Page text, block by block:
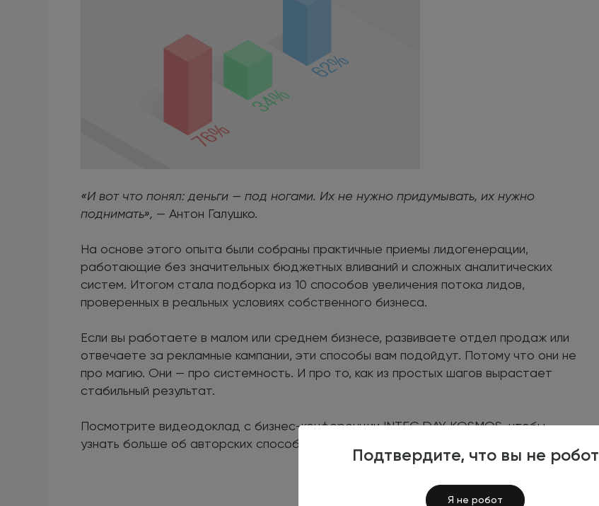
Подтвердите, что вы не робот
Я не робот
«И вот что понял: деньги — под ногами. Их не нужно придумывать, их нужно
поднимать», — Антон Галушко.
На основе этого опыта были собраны практичные приемы лидогенерации,
работающие без значительных бюджетных вливаний и сложных аналитических
систем. Итогом стала подборка из 10 способов увеличения потока лидов,
проверенных в реальных условиях собственного бизнеса.
Если вы работаете в малом или среднем бизнесе, развиваете отдел продаж или
отвечаете за рекламные кампании, эти способы вам подойдут. Потому что они не
про магию. Они — про системность. И про то, как из простых шагов вырастает
стабильный результат.
Посмотрите видеодоклад с бизнес-конференции INTEC DAY KOSMOS, чтобы
узнать больше об авторских способах увеличения лидов.